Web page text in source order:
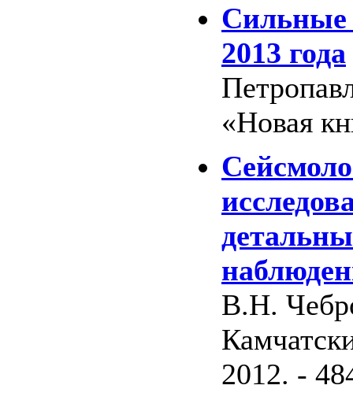
Сильные
2013 года
«Новая
В.Н.
2012. -